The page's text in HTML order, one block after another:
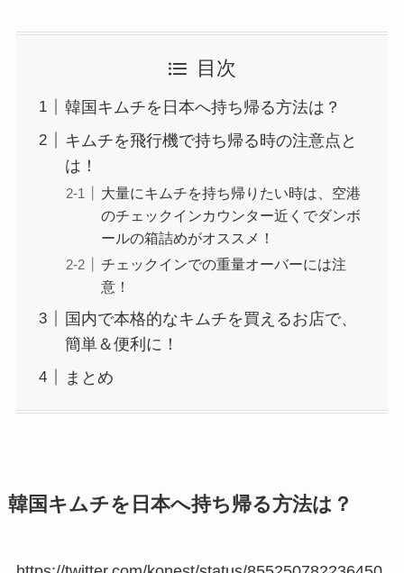
目次
韓国キムチを日本へ持ち帰る方法は？
キムチを飛行機で持ち帰る時の注意点と
は！
大量にキムチを持ち帰りたい時は、空港
のチェックインカウンター近くでダンボ
ールの箱詰めがオススメ！
チェックインでの重量オーバーには注
意！
国内で本格的なキムチを買えるお店で、
簡単＆便利に！
まとめ
韓国キムチを日本へ持ち帰る方法は？